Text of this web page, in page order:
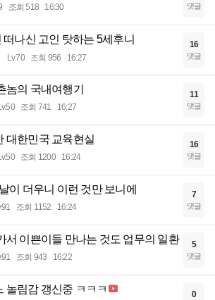
조회 518 16:30 댓글
떠나신 고인 탓하는 5세후니
Lv.70 조회 956 16:27
16
댓글
놈의 국내여행기
조회 741 16:27
11
댓글
대한민국 교육현실
조회 1200 16:24
16
댓글
이 더우니 이런 것만 보니에
조회 1152 16:24
7
댓글
서 이쁜이들 만나는 것도 업무의 일환
조회 943 16:22
5
댓글
놀림감 갱신중 ㅋㅋㅋ 0